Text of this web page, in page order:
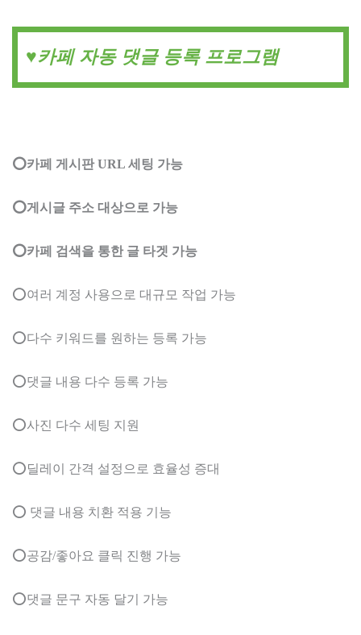
♥️카페 자동 댓글 등록 프로그램
⭕카페 게시판 URL 세팅 가능
⭕게시글 주소 대상으로 가능
⭕카페 검색을 통한 글 타겟 가능
⭕여러 계정 사용으로 대규모 작업 가능
⭕다수 키워드를 원하는 등록 가능
⭕댓글 내용 다수 등록 가능
⭕사진 다수 세팅 지원
⭕딜레이 간격 설정으로 효율성 증대
⭕ 댓글 내용 치환 적용 기능
⭕공감/좋아요 클릭 진행 가능
⭕댓글 문구 자동 달기 가능